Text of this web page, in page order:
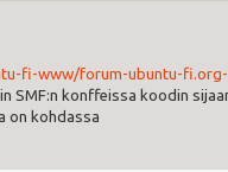
fi-www/forum-ubuntu-fi.org-
SMF:n konffeissa koodin
on kohdassa